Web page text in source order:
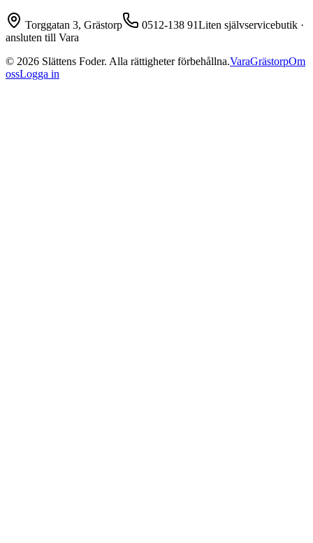
Torggatan 3, Grästorp 0512-138 91Liten självservicebutik ·
ansluten till Vara
© 2026 Slättens Foder. Alla rättigheter förbehållna.VaraGrästorpOm
ossLogga in